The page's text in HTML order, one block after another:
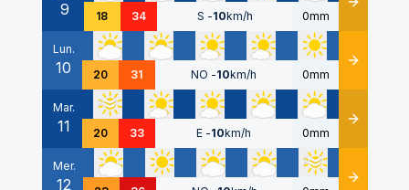
9 18 34 S -10km/h 0mm Détails
Lun.
10 20 31 NO -10km/h 0mm Détails
Mar.
11 20 33 E -10km/h 0mm Détails
Mer.
12 Détails